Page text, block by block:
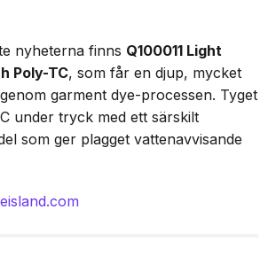
nyheterna finns Q100011 Light
Poly-TC, som får en djup, mycket
garment dye-processen. Tyget
under tryck med ett särskilt
som ger plagget vattenavvisande